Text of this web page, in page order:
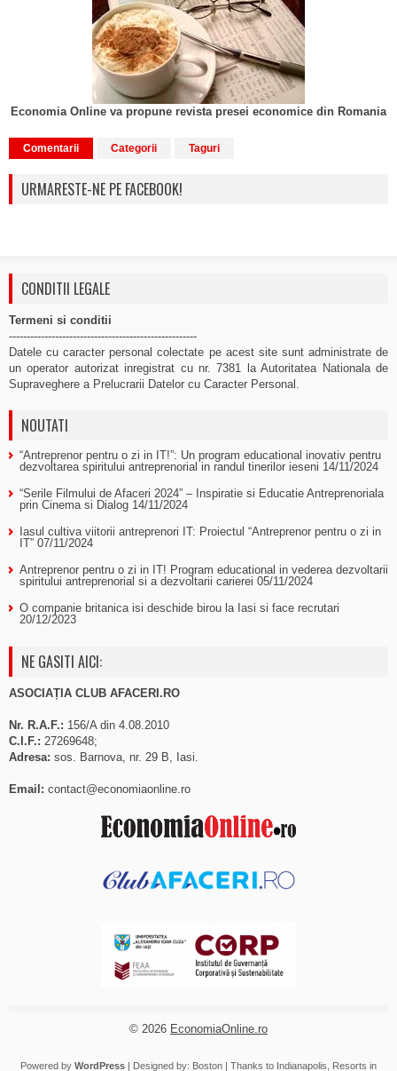
Economia Online va propune revista presei economice din Romania
Comentarii Categorii Taguri
URMARESTE-NE PE FACEBOOK!
CONDITII LEGALE
Termeni si conditii
-----------------------------------------------------
Datele cu caracter personal colectate pe acest site sunt administrate de
un operator autorizat inregistrat cu nr. 7381 la Autoritatea Nationala de
Supraveghere a Prelucrarii Datelor cu Caracter Personal.
NOUTATI
“Antreprenor pentru o zi in IT!”: Un program educational inovativ pentru
dezvoltarea spiritului antreprenorial in randul tinerilor ieseni 14/11/2024
“Serile Filmului de Afaceri 2024” – Inspiratie si Educatie Antreprenoriala
prin Cinema si Dialog 14/11/2024
Iasul cultiva viitorii antreprenori IT: Proiectul “Antreprenor pentru o zi in
IT” 07/11/2024
Antreprenor pentru o zi in IT! Program educational in vederea dezvoltarii
spiritului antreprenorial si a dezvoltarii carierei 05/11/2024
O companie britanica isi deschide birou la Iasi si face recrutari
20/12/2023
NE GASITI AICI:
ASOCIAȚIA CLUB AFACERI.RO
Nr. R.A.F.: 156/A din 4.08.2010
C.I.F.: 27269648;
Adresa: sos. Barnova, nr. 29 B, Iasi.
Email: contact@economiaonline.ro
© 2026 EconomiaOnline.ro
Powered by WordPress | Designed by: Boston | Thanks to Indianapolis
Resorts in